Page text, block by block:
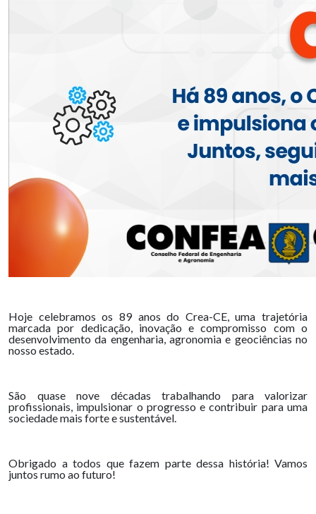
Hoje celebramos os 89 anos do Crea-CE, uma trajetória
marcada por dedicação, inovação e compromisso com o
desenvolvimento da engenharia, agronomia e geociências no
nosso estado.
São quase nove décadas trabalhando para valorizar
profissionais, impulsionar o progresso e contribuir para uma
sociedade mais forte e sustentável.
Obrigado a todos que fazem parte dessa história! Vamos
juntos rumo ao futuro!